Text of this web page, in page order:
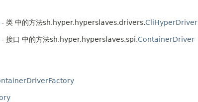
- 类 中的方法sh.hyper.hyperslaves.drivers.CliHyperDriver
- 接口 中的方法sh.hyper.hyperslaves.spi.ContainerDriver